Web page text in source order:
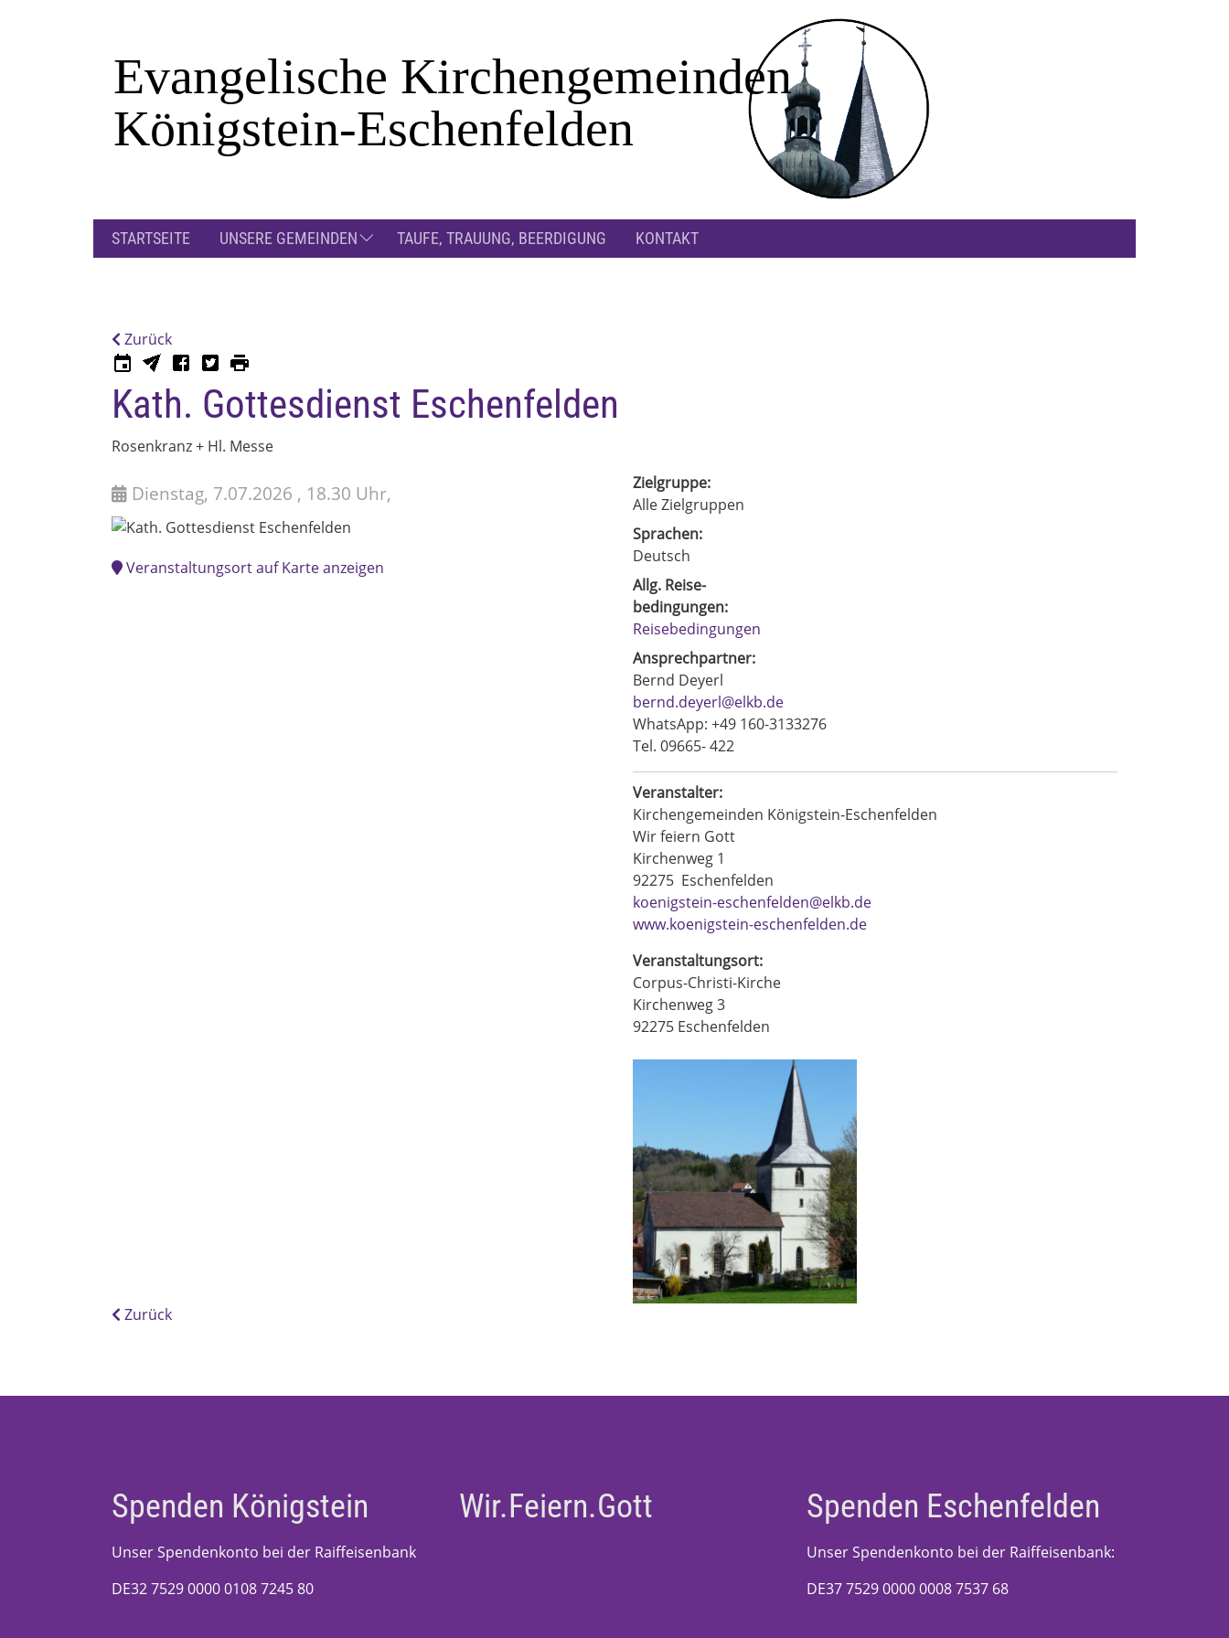
STARTSEITE UNSERE GEMEINDEN TAUFE, TRAUUNG, BEERDIGUNG KONTAKT
Zurück
Kath. Gottesdienst Eschenfelden
Rosenkranz + Hl. Messe
Dienstag, 7.07.2026 , 18.30 Uhr,
Veranstaltungsort auf Karte anzeigen
Zielgruppe:
Alle Zielgruppen
Sprachen:
Deutsch
Allg. Reise-
bedingungen:
Reisebedingungen
Ansprechpartner:
Bernd Deyerl
bernd.deyerl@elkb.de
WhatsApp: +49 160-3133276
Tel. 09665- 422
Veranstalter:
Kirchengemeinden Königstein-Eschenfelden
Wir feiern Gott
Kirchenweg 1
92275 Eschenfelden
koenigstein-eschenfelden@elkb.de
www.koenigstein-eschenfelden.de
Veranstaltungsort:
Corpus-Christi-Kirche
Kirchenweg 3
92275 Eschenfelden
Zurück
Spenden Königstein
Unser Spendenkonto bei der Raiffeisenbank
DE32 7529 0000 0108 7245 80
Wir.Feiern.Gott Spenden Eschenfelden
Unser Spendenkonto bei der Raiffeisenbank:
DE37 7529 0000 0008 7537 68